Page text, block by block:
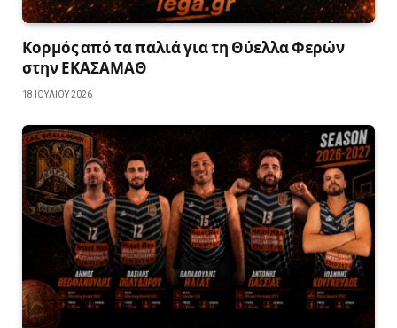
Κορμός από τα παλιά για τη Θύελλα Φερών
στην ΕΚΑΣΑΜΑΘ
18 ΙΟΥΛΊΟΥ 2026